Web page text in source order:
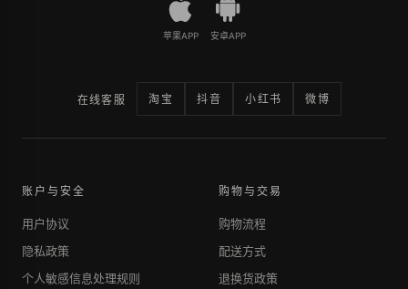
苹果APP 安卓APP
在线客服 淘宝 抖音 小红书 微博
账户与安全
用户协议
隐私政策
个人敏感信息处理规则
购物与交易
购物流程
配送方式
退换货政策